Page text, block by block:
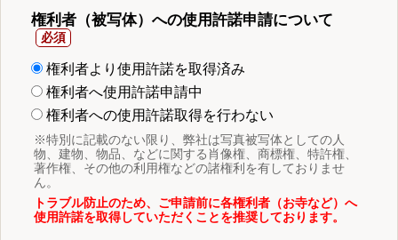
権利者（被写体）への使用許諾申請について
権利者より使用許諾を取得済み
権利者へ使用許諾申請中
権利者への使用許諾取得を行わない
※特別に記載のない限り、弊社は写真被写体としての人
物、建物、物品、などに関する肖像権、商標権、特許権、
著作権、その他の利用権などの諸権利を有しておりませ
ん。
トラブル防止のため、ご申請前に各権利者（お寺など）へ
使用許諾を取得していただくことを推奨しております。